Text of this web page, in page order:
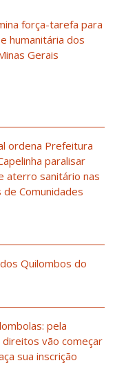
força-tarefa para
humanitária dos
Gerais
ordena Prefeitura
paralisar
aterro sanitário nas
Comunidades
Quilombos do
pela
vão começar
sua inscrição